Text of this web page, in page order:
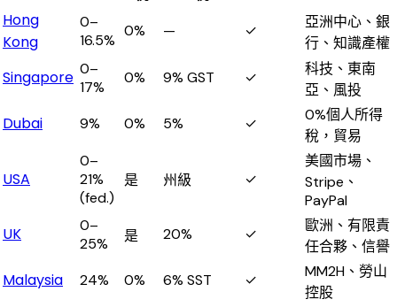
Hong
Kong
0–
16.5%
0% — ✓
亞洲中心、銀
行、知識產權
Singapore 0–
17%
0% 9% GST ✓
科技、東南
亞、風投
Dubai 9% 0% 5% ✓
0%個人所得
稅，貿易
USA
0–
21%
(fed.)
是 州級 ✓
美國市場、
Stripe、
PayPal
UK
0–
25%
是 20% ✓
歐洲、有限責
任合夥、信譽
Malaysia 24% 0% 6% SST ✓
MM2H、勞山
控股